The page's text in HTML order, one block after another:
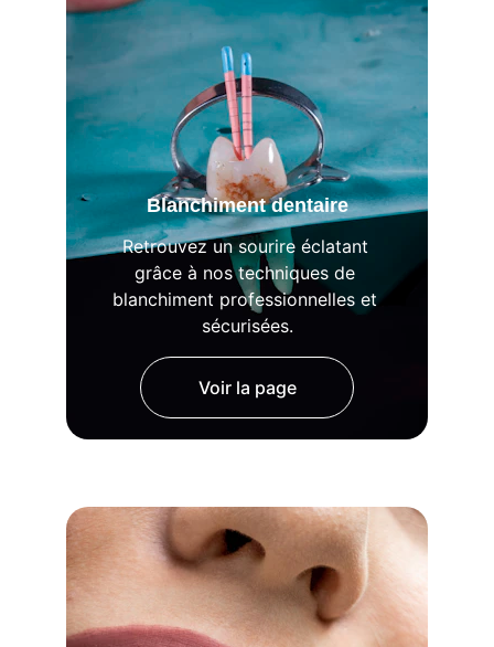
Blanchiment dentaire
Retrouvez un sourire éclatant
grâce à nos techniques de
blanchiment professionnelles et
sécurisées.
Voir la page